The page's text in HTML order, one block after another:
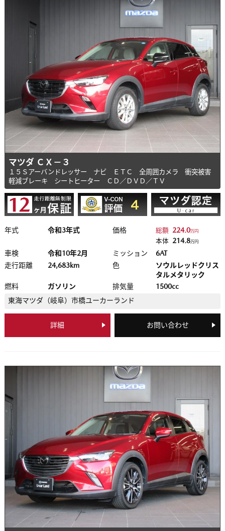
マツダ ＣＸ－３
１５Ｓアーバンドレッサー ナビ ＥＴＣ 全周囲カメラ 衝突被害
軽減ブレーキ シートヒーター ＣＤ／ＤＶＤ／ＴＶ
年式 令和3年式 価格 総額 224.0万円
本体 214.8万円
車検 令和10年2月 ミッション
6AT
走行距離
24,683km 色
ソウルレッドクリス
タルメタリック
燃料
ガソリン 排気量
1500cc
東海マツダ（岐阜） 市橋ユーカーランド
詳細 お問い合わせ